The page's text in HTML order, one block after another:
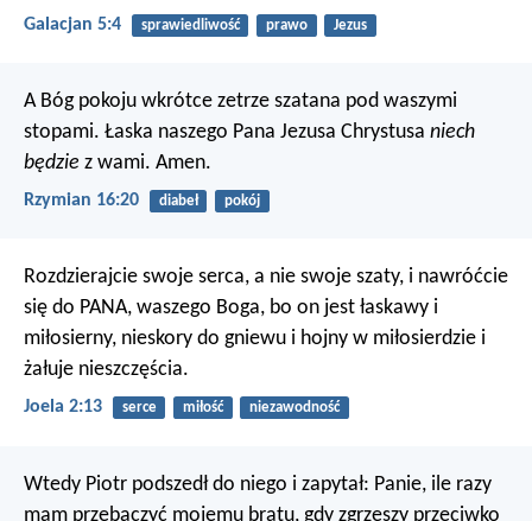
Galacjan 5:4 sprawiedliwość prawo Jezus
A Bóg pokoju wkrótce zetrze szatana pod waszymi
stopami. Łaska naszego Pana Jezusa Chrystusa niech
będzie z wami. Amen.
Rzymian 16:20 diabeł pokój
Rozdzierajcie swoje serca, a nie swoje szaty, i nawróćcie
się do PANA, waszego Boga, bo on jest łaskawy i
miłosierny, nieskory do gniewu i hojny w miłosierdzie i
żałuje nieszczęścia.
Joela 2:13 serce miłość niezawodność
Wtedy Piotr podszedł do niego i zapytał: Panie, ile razy
mam przebaczyć mojemu bratu, gdy zgrzeszy przeciwko